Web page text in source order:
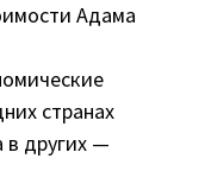
Адама
странах
в других —